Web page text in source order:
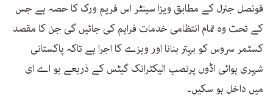
قونصل جنرل کے مطابق ویزا سینٹر اس فریم ورک کا حصہ ہے جس
کے تحت وہ تمام انتظامی خدمات فراہم کی جائیں گی جن کا مقصد
کسٹمر سروس کو بہتر بنانا اور ویزے کا اجرا ہے تاکہ پاکستانی
شہری ہوائی اڈوں پرنصب الیکٹرانک گیٹس کے ذریعے یو اے ای
میں داخل ہو سکیں۔